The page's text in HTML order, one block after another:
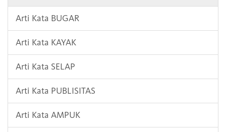
Arti Kata BUGAR
Arti Kata KAYAK
Arti Kata SELAP
Arti Kata PUBLISITAS
Arti Kata AMPUK